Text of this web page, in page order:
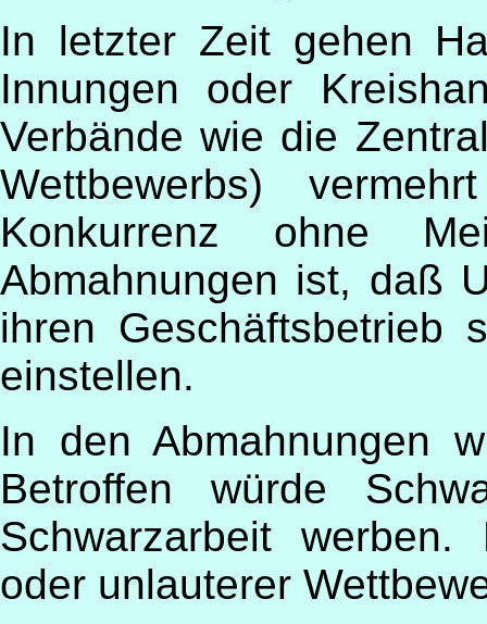
In letzter Zeit gehen
Innungen oder
Verbände wie die
Wettbewerbs)
Konkurrenz ohne
Abmahnungen ist, daß
ihren Geschäftsbetrieb
einstellen.
In den Abmahnungen
Betroffen würde
Schwarzarbeit
oder unlauterer